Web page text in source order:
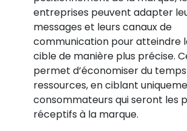
entreprises peuvent adapter
messages et leurs canaux de
communication pour atteindre
cible de manière plus précise.
permet d’économiser du
ressources, en ciblant
consommateurs qui seront les
réceptifs à la marque.